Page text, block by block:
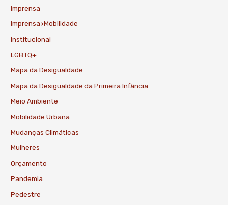
Imprensa
Imprensa>Mobilidade
Institucional
LGBTQ+
Mapa da Desigualdade
Mapa da Desigualdade da Primeira Infância
Meio Ambiente
Mobilidade Urbana
Mudanças Climáticas
Mulheres
Orçamento
Pandemia
Pedestre